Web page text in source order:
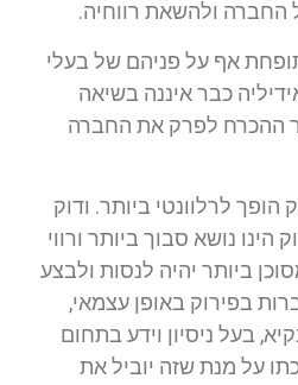
ולהשאת רווחיה.
אף על פניהם של בעלי
כבר איננה בשיאה
ההכרח לפרק את החברה
לרלוונטי ביותר. ודוק
נושא סבוך ביותר ורווי
ביותר יהיה לנסות ולבצע
בפירוק באופן עצמאי,
בעל ניסיון וידע בתחום
על מנת שזה יוביל את